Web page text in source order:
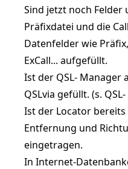
Sind jetzt noch
Präfixdatei und die
Datenfelder wie
ExCall... aufgefüllt.
Ist der QSL- Manager
QSLvia gefüllt. (s.
Ist der Locator
Entfernung und
eingetragen.
In Internet-